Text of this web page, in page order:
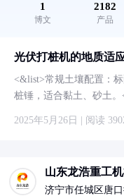
钻机;光伏打桩机;取芯钻机
1
博文
2182
产品
光伏打桩机的地质适
<&list>常规土壤配置：
桩锤，适合黏土、砂土
≤0.1MPa）；<&list>岩石
2025年5月26日 | 阅读
山东龙浩重工
济宁市任城区唐